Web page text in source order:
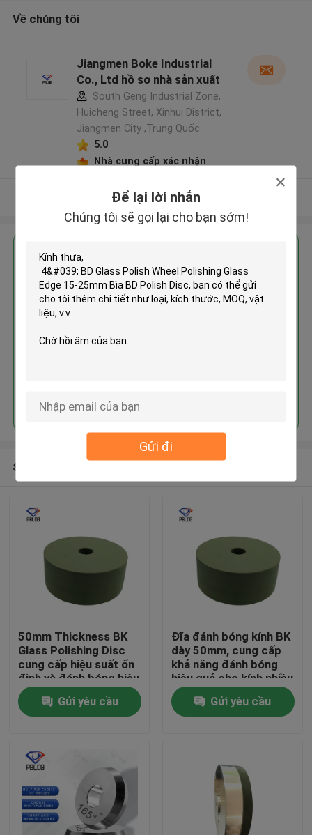
Để lại lời nhắn
Chúng tôi sẽ gọi lại cho bạn sớm!
Gửi đi
Sản phẩm
Về chúng tôi
Về chúng tôi
Jiangmen Boke Industrial
Co., Ltd hồ sơ nhà sản xuất
South Geng Industrial Zone,
Huicheng Street, Xinhui District,
Jiangmen City ,Trung Quốc
5.0
Nhà cung cấp xác nhận
Xem thêm
4' BD Glass Polish Wheel
Polishing Glass Edge 15-25mm
Tiếp tục
Sản phẩm khuyến cáo
50mm Thickness BK
Glass Polishing Disc
cung cấp hiệu suất ổn
định và đánh bóng hiệu
quả cho các vật liệu
thủy tinh khác nhau
Gửi yêu cầu
Đĩa đánh bóng kính BK
dày 50mm, cung cấp
khả năng đánh bóng
hiệu quả cho kính nhiều
lớp
Gửi yêu cầu